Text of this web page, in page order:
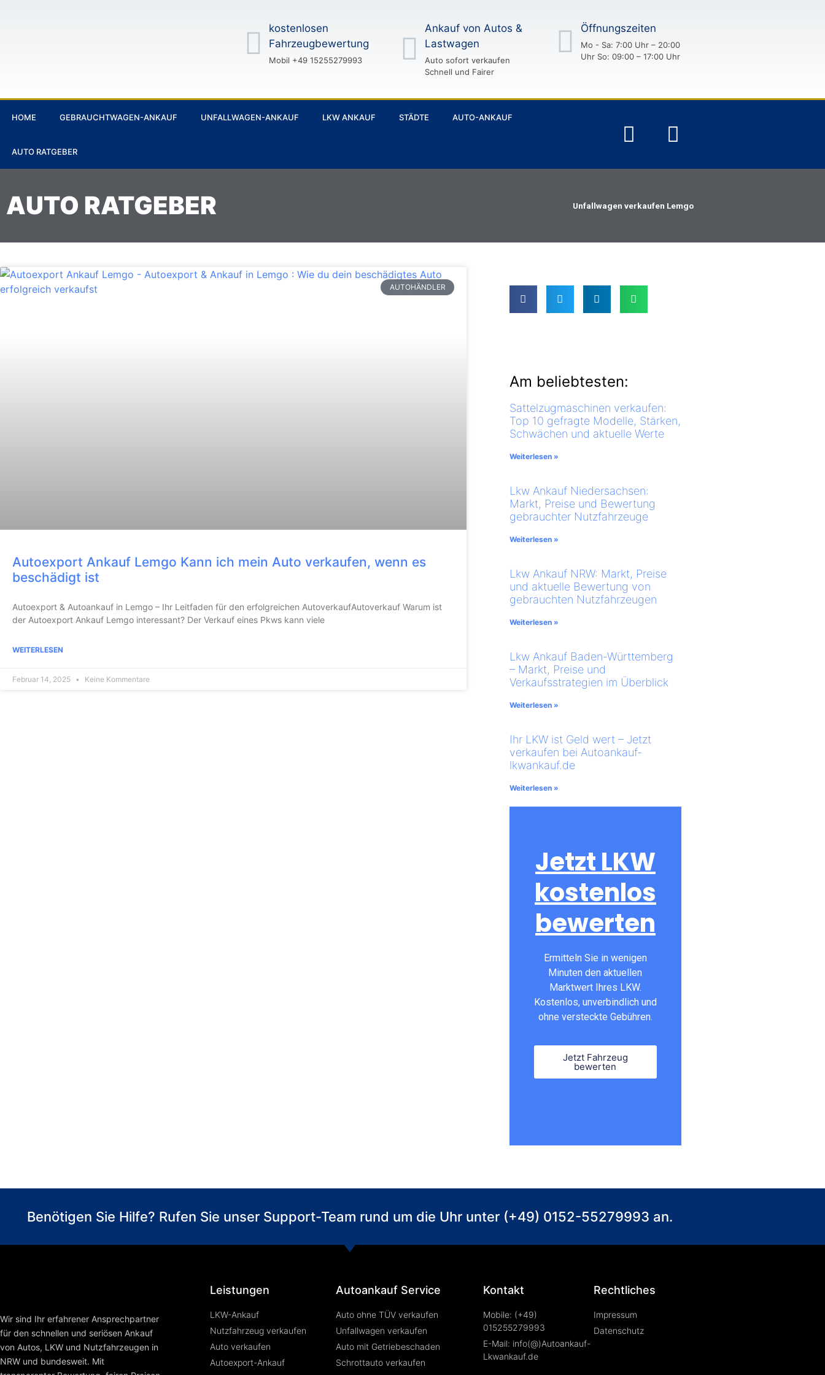
kostenlosen
Fahrzeugbewertung
Mobil +49 15255279993
Ankauf von Autos &
Lastwagen
Auto sofort verkaufen
Schnell und Fairer
Öffnungszeiten
Mo - Sa: 7:00 Uhr – 20:00
Uhr So: 09:00 – 17:00 Uhr
HOME GEBRAUCHTWAGEN-ANKAUF UNFALLWAGEN-ANKAUF LKW ANKAUF STÄDTE AUTO-ANKAUF
AUTO RATGEBER
AUTO RATGEBER Unfallwagen verkaufen Lemgo
AUTOHÄNDLER
Autoexport Ankauf Lemgo Kann ich mein Auto verkaufen, wenn es
beschädigt ist
Autoexport & Autoankauf in Lemgo – Ihr Leitfaden für den erfolgreichen AutoverkaufAutoverkauf Warum ist
der Autoexport Ankauf Lemgo interessant? Der Verkauf eines Pkws kann viele
WEITERLESEN
Februar 14, 2025 Keine Kommentare
Am beliebtesten:
Sattelzugmaschinen verkaufen:
Top 10 gefragte Modelle, Stärken,
Schwächen und aktuelle Werte
Weiterlesen »
Lkw Ankauf Niedersachsen:
Markt, Preise und Bewertung
gebrauchter Nutzfahrzeuge
Weiterlesen »
Lkw Ankauf NRW: Markt, Preise
und aktuelle Bewertung von
gebrauchten Nutzfahrzeugen
Weiterlesen »
Lkw Ankauf Baden-Württemberg
– Markt, Preise und
Verkaufsstrategien im Überblick
Weiterlesen »
Ihr LKW ist Geld wert – Jetzt
verkaufen bei Autoankauf-
lkwankauf.de
Weiterlesen »
Jetzt LKW
kostenlos
bewerten
Ermitteln Sie in wenigen
Minuten den aktuellen
Marktwert Ihres LKW.
Kostenlos, unverbindlich und
ohne versteckte Gebühren.
Jetzt Fahrzeug
bewerten
Benötigen Sie Hilfe? Rufen Sie unser Support-Team rund um die Uhr unter (+49) 0152-55279993 an.
Wir sind Ihr erfahrener Ansprechpartner
für den schnellen und seriösen Ankauf
von Autos, LKW und Nutzfahrzeugen in
NRW und bundesweit. Mit
Leistungen
LKW-Ankauf
Nutzfahrzeug verkaufen
Auto verkaufen
Autoexport-Ankauf
Autoankauf Service
Auto ohne TÜV verkaufen
Unfallwagen verkaufen
Auto mit Getriebeschaden
Schrottauto verkaufen
Kontakt
Mobile: (+49)
015255279993
E-Mail: info(@)Autoankauf-
Lkwankauf.de
Rechtliches
Impressum
Datenschutz